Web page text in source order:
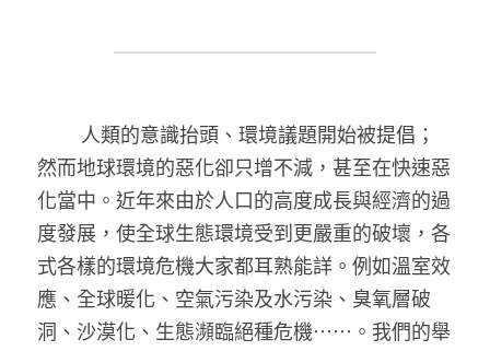
然而地球環境的惡化卻只增不減，甚至在快速惡
化當中。近年來由於人口的高度成長與經濟的過
度發展，使全球生態環境受到更嚴重的破壞，各
式各樣的環境危機大家都耳熟能詳。例如溫室效
應、全球暖化、空氣污染及水污染、臭氧層破
洞、沙漠化、生態瀕臨絕種危機⋯⋯。我們的舉